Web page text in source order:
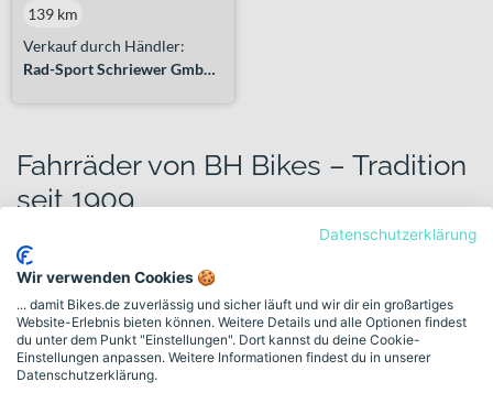
Verkauf durch Händler:
Rad-Sport Schriewer GmbH & Co. KG
139 km
Fahrräder von BH Bikes – Tradition
seit 1909
Fahrräder von BH Bikes stehen für eine Marke, deren Wurzeln bis
ins Jahr 1909 nach Éibar in Spanien zurückreichen. Hinter dem
Namen steckt Beistegui Hermanos – ein Unternehmen, das sich
über Generationen hinweg dem Radsport und der Fahrradkultur
verschrieben hat. Diese lange Geschichte prägt die Marke bis heute
und zeigt sich in einem breit aufgestellten Sortiment für
unterschiedlichste Einsatzbereiche.
Datenschutzerklärung
Wir verwenden Cookies 🍪
... damit Bikes.de zuverlässig und sicher läuft und wir dir ein großartiges
Website-Erlebnis bieten können. Weitere Details und alle Optionen findest
du unter dem Punkt "Einstellungen". Dort kannst du deine Cookie-
Einstellungen anpassen. Weitere Informationen findest du in unserer
Datenschutzerklärung.